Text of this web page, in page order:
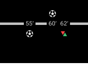
55‎’‎ 60‎’‎ 62‎’‎